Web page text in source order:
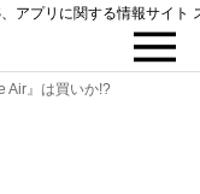
アプリに関する情報サイト
Air』は買いか!?